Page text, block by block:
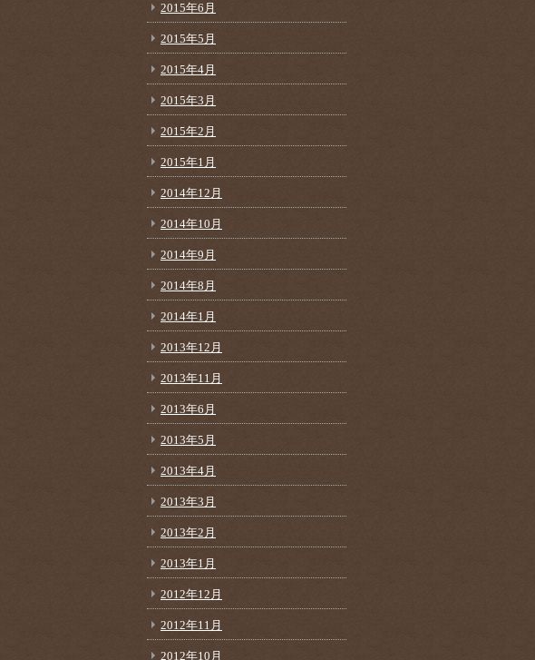
2015年6月
2015年5月
2015年4月
2015年3月
2015年2月
2015年1月
2014年12月
2014年10月
2014年9月
2014年8月
2014年1月
2013年12月
2013年11月
2013年6月
2013年5月
2013年4月
2013年3月
2013年2月
2013年1月
2012年12月
2012年11月
2012年10月